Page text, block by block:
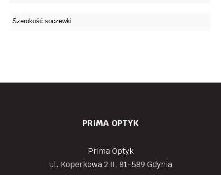
PRIMA OPTYK
Prima Optyk
ul. Koperkowa 2 II, 81-589 Gdynia